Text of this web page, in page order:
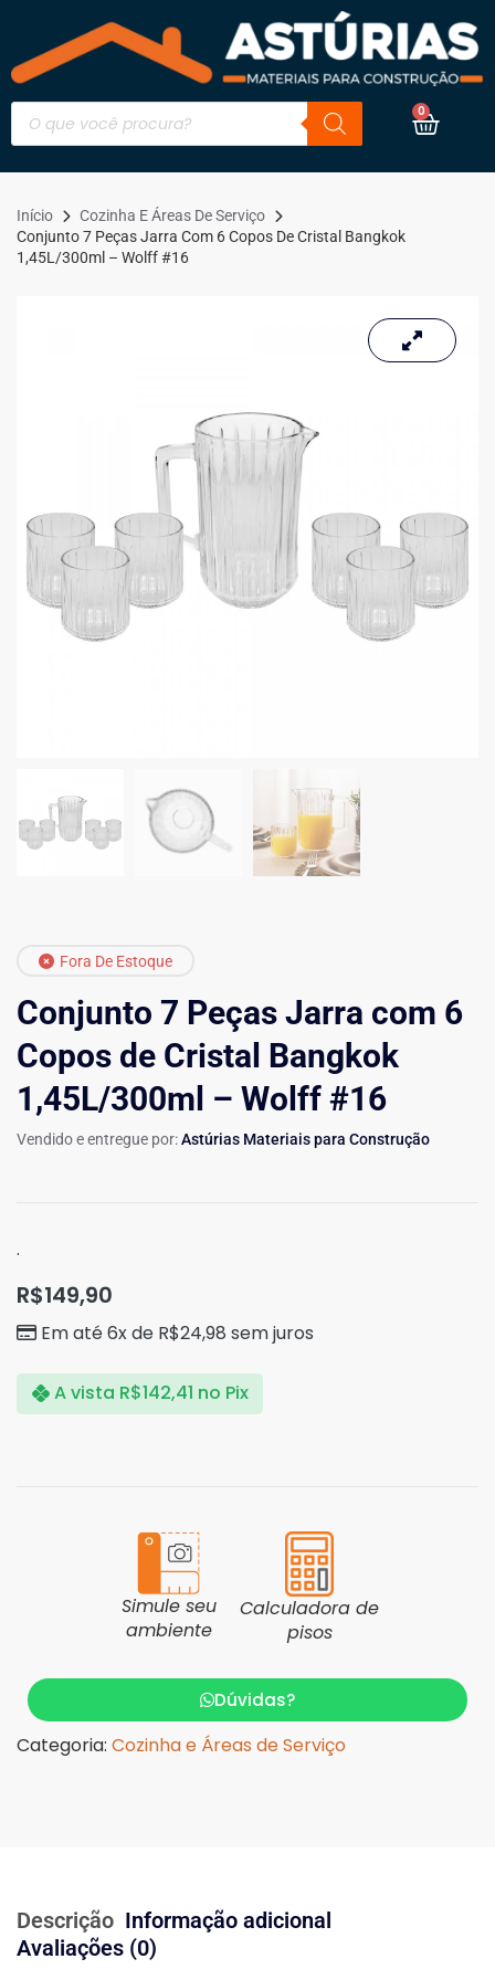
0
Início
Cozinha E Áreas De Serviço
Conjunto 7 Peças Jarra Com 6 Copos De Cristal Bangkok
1,45L/300ml – Wolff #16
Fora De Estoque
Conjunto 7 Peças Jarra com 6
Copos de Cristal Bangkok
1,45L/300ml – Wolff #16
Vendido e entregue por:Astúrias Materiais para Construção
.
R$149,90
Em até 6x de R$24,98 sem juros
A vista R$142,41 no Pix
Simule seu
ambiente
Calculadora de
pisos
Dúvidas?
Categoria: Cozinha e Áreas de Serviço
Descrição Informação adicional
Avaliações (0)